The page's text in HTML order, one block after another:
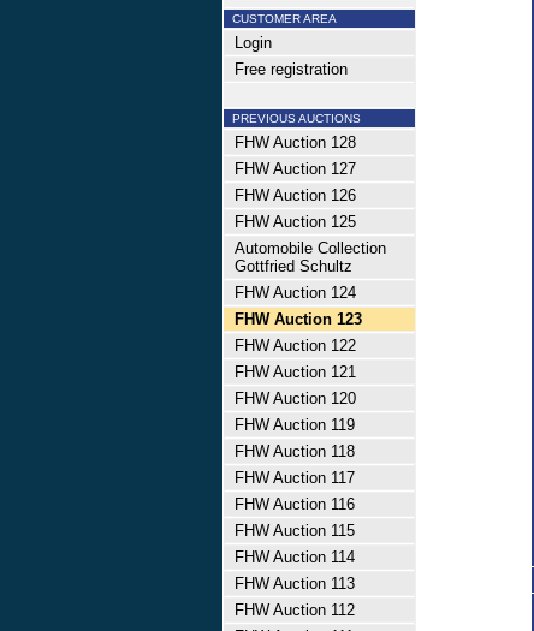
CUSTOMER AREA
Login
Free registration
PREVIOUS AUCTIONS
FHW Auction 128
FHW Auction 127
FHW Auction 126
FHW Auction 125
Automobile Collection
Gottfried Schultz
FHW Auction 124
FHW Auction 123
FHW Auction 122
FHW Auction 121
FHW Auction 120
FHW Auction 119
FHW Auction 118
FHW Auction 117
FHW Auction 116
FHW Auction 115
FHW Auction 114
FHW Auction 113
FHW Auction 112